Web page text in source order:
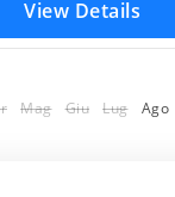
- Sudochye -
- Shakhrisabz
View Details
Mag Giu Lug Ago